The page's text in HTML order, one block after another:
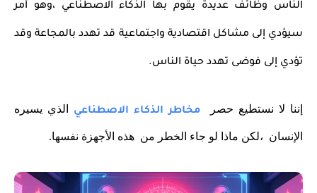
الناس وظائف عديدة يقوم بها الذكاء الاصطناعي ،وهو أمر
سيؤدي إلى مشاكل اقتصادية واجتماعية قد تهدد بالمجاعة وقد
تؤدي إلى فوضى تهدد حياة الناس.
إننا لا نستطيع حصر مخاطر الذكاء الاصطناعي الذي يسيره
الإنسان ،لكن ماذا لو جاء الخطر من هذه الأجهزة نفسها.